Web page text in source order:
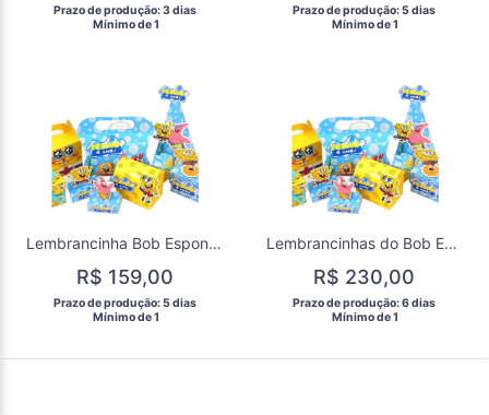
Prazo de produção: 3 dias
  Mínimo de 1
Prazo de produção: 5 dias
  Mínimo de 1
Lembrancinha Bob Esponja kit festa 110 itens
R$ 159,00
Prazo de produção: 5 dias
  Mínimo de 1
Lembrancinhas do Bob Esponja para aniversário 145 itens
R$ 230,00
Prazo de produção: 6 dias
  Mínimo de 1